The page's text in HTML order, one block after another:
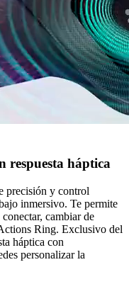
respuesta háptica
precisión y control
inmersivo. Te permite
cambiar de
Ring. Exclusivo del
háptica con
personalizar la